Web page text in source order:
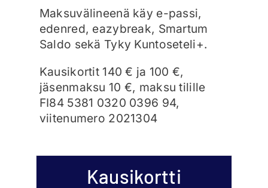
Liput
Maksuvälineenä käy e-passi,
edenred, eazybreak, Smartum
Saldo sekä Tyky Kuntoseteli+.
Kausikortit 140 € ja 100 €,
jäsenmaksu 10 €, maksu tilille
FI84 5381 0320 0396 94,
viitenumero 2021304
Kausikortti